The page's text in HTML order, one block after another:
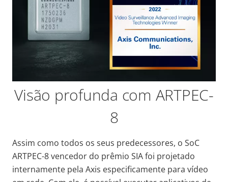
Visão profunda com ARTPEC-
8
Assim como todos os seus predecessores, o SoC
ARTPEC-8 vencedor do prêmio SIA foi projetado
internamente pela Axis especificamente para vídeo